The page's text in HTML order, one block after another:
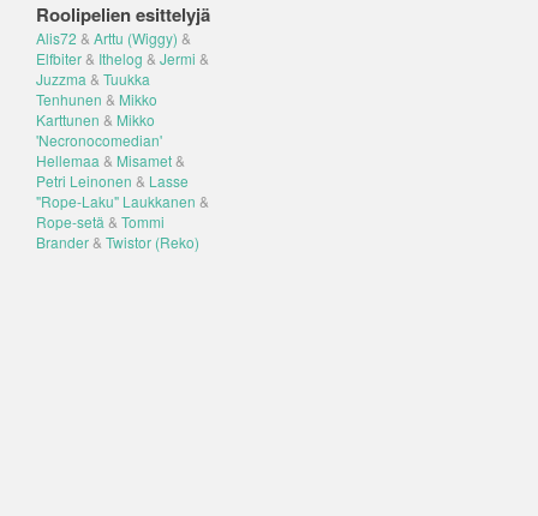
Roolipelien esittelyjä
Alis72 & Arttu (Wiggy) &
Elfbiter& Ithelog & Jermi &
Juzzma & Tuukka
Tenhunen & Mikko
Karttunen & Mikko
'Necronocomedian'
Hellemaa & Misamet&
Petri Leinonen & Lasse
"Rope-Laku" Laukkanen &
Rope-setä & Tommi
Brander& Twistor (Reko)